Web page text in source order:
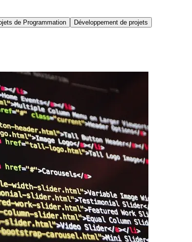
de Programmation Développement de projets